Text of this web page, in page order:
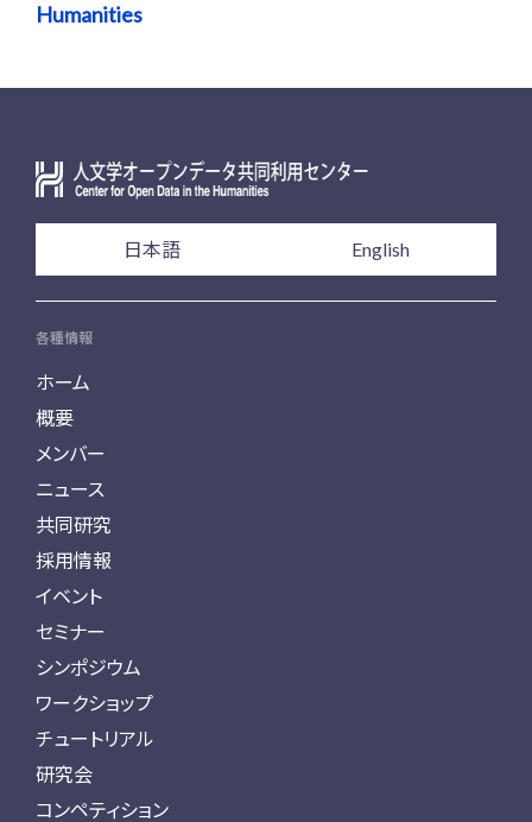
Humanities
日本語 English
各種情報
ホーム
概要
メンバー
ニュース
共同研究
採用情報
イベント
セミナー
シンポジウム
ワークショップ
チュートリアル
研究会
コンペティション